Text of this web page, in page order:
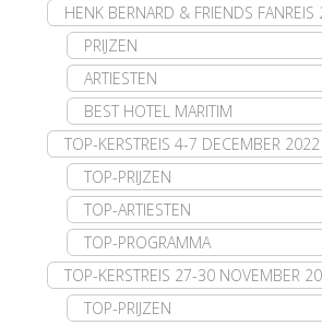
HENK BERNARD & FRIENDS FANREIS
PRIJZEN
ARTIESTEN
BEST HOTEL MARITIM
TOP-KERSTREIS 4-7 DECEMBER 2022
TOP-PRIJZEN
TOP-ARTIESTEN
TOP-PROGRAMMA
TOP-KERSTREIS 27-30 NOVEMBER
TOP-PRIJZEN